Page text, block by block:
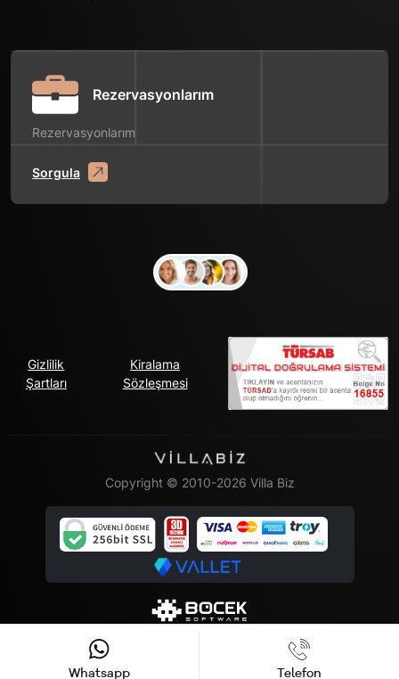
Rezervasyonlarım
Rezervasyonlarım
Sorgula
Gizlilik
Şartları
Kiralama
Sözleşmesi
Copyright © 2010-2026 Villa Biz
Whatsapp Telefon